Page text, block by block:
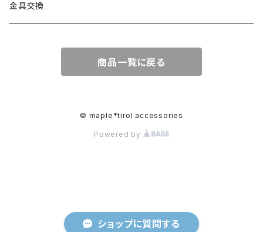
ショップに質問する
金具交換
商品一覧に戻る
© maple*tirol accessories
Powered by